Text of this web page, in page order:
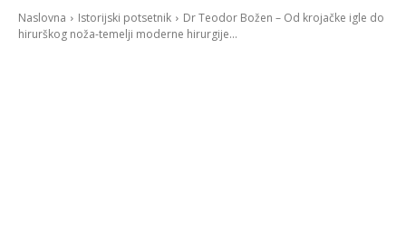
Naslovna Istorijski potsetnik
Dr Teodor Božen – Od krojačke igle do
hirurškog noža-temelji moderne hirurgije...